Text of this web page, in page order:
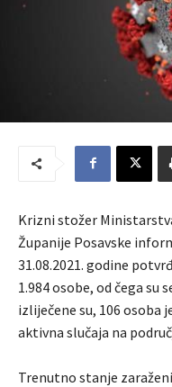
Krizni stožer
Županije Posavske
31.08.2021. godine
1.984 osobe, od čega su
izliječene su, 106 osoba
aktivna slučaja na
Trenutno stanje